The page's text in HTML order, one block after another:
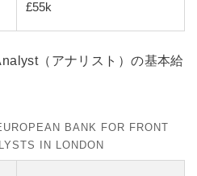
£55k
（アナリスト）の基本給
BANK FOR FRONT
IN LONDON